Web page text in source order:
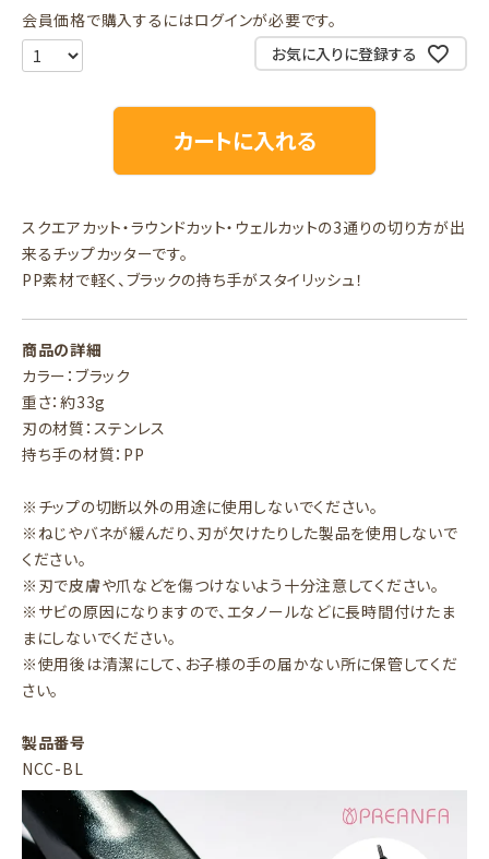
会員価格で購入するにはログインが必要です。
お気に入りに登録する
カートに入れる
スクエアカット・ラウンドカット・ウェルカットの3通りの切り方が出
来るチップカッターです。
PP素材で軽く、ブラックの持ち手がスタイリッシュ！
商品の詳細
カラー：ブラック
重さ：約33g
刃の材質：ステンレス
持ち手の材質：PP
※チップの切断以外の用途に使用しないでください。
※ねじやバネが緩んだり、刃が欠けたりした製品を使用しないで
ください。
※刃で皮膚や爪などを傷つけないよう十分注意してください。
※サビの原因になりますので、エタノールなどに長時間付けたま
まにしないでください。
※使用後は清潔にして、お子様の手の届かない所に保管してくだ
さい。
製品番号
NCC-BL